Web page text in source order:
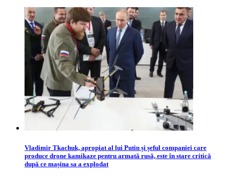
Vladimir Tkachuk, apropiat al lui Putin și șeful companiei care
produce drone kamikaze pentru armată rusă, este în stare critică
după ce mașina sa a explodat